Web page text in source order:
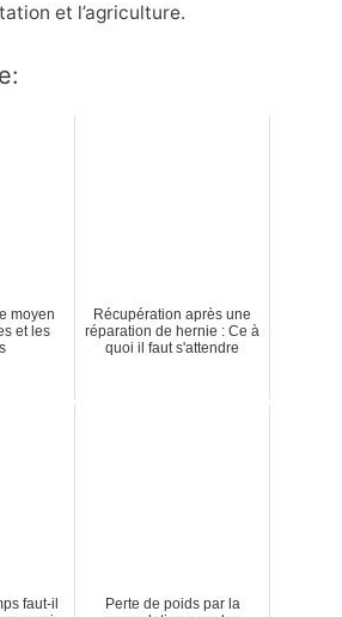
et l’agriculture.
moyen
et les
Récupération après une
réparation de hernie : Ce à
quoi il faut s'attendre
faut-il
Perte de poids par la